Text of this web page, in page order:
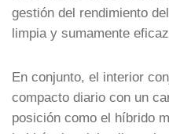
gestión del rendimiento
limpia y sumamente
En conjunto, el interior
compacto diario con un
posición como el híbrido